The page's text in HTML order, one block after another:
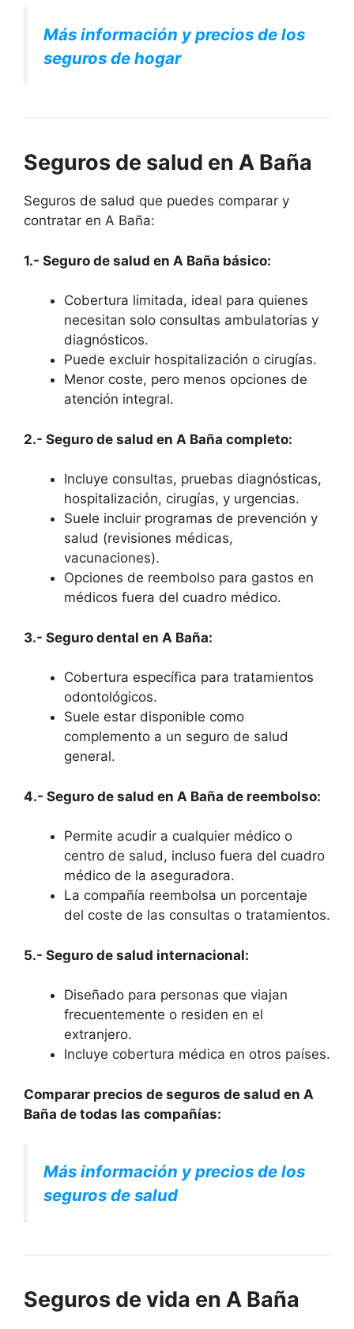
Más información y precios de los
seguros de hogar
Seguros de salud en A Baña
Seguros de salud que puedes comparar y
contratar en A Baña:
1.- Seguro de salud en A Baña básico:
Cobertura limitada, ideal para quienes
necesitan solo consultas ambulatorias y
diagnósticos.
Puede excluir hospitalización o cirugías.
Menor coste, pero menos opciones de
atención integral.
2.- Seguro de salud en A Baña completo:
Incluye consultas, pruebas diagnósticas,
hospitalización, cirugías, y urgencias.
Suele incluir programas de prevención y
salud (revisiones médicas,
vacunaciones).
Opciones de reembolso para gastos en
médicos fuera del cuadro médico.
3.- Seguro dental en A Baña:
Cobertura específica para tratamientos
odontológicos.
Suele estar disponible como
complemento a un seguro de salud
general.
4.- Seguro de salud en A Baña de reembolso:
Permite acudir a cualquier médico o
centro de salud, incluso fuera del cuadro
médico de la aseguradora.
La compañía reembolsa un porcentaje
del coste de las consultas o tratamientos.
5.- Seguro de salud internacional:
Diseñado para personas que viajan
frecuentemente o residen en el
extranjero.
Incluye cobertura médica en otros países.
Comparar precios de seguros de salud en A
Baña de todas las compañías:
Más información y precios de los
seguros de salud
Seguros de vida en A Baña